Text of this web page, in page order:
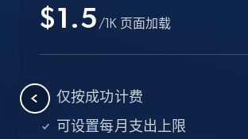
Searching data by keyword
Name, URL, ID, Cb rank, Region, About,
Industries, Operating status, and more.
$1.5 /1K 页面加载
仅按成功计费
可设置每月支出上限